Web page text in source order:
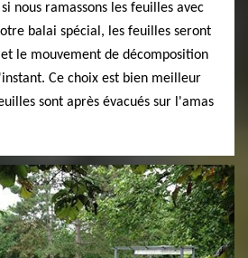
nous ramassons les feuilles avec
balai spécial, les feuilles seront
le mouvement de décomposition
Ce choix est bien meilleur
sont après évacués sur l'amas